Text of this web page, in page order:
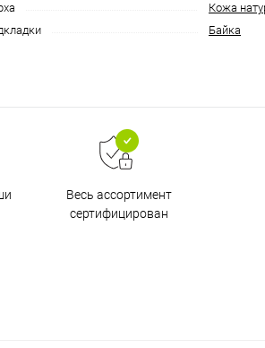
Кожа
Байка
Весь ассортимент
сертифицирован